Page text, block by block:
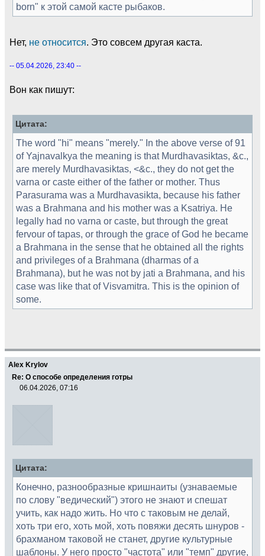
born" к этой самой касте рыбаков.
Нет, не относится. Это совсем другая каста.
-- 05.04.2026, 23:40 --
Вон как пишут:
Цитата:
The word "hi" means "merely." In the above verse of 91
of Yajnavalkya the meaning is that Murdhavasiktas, &c.,
are merely Murdhavasiktas, <&c., they do not get the
varna or caste either of the father or mother. Thus
Parasurama was a Murdhavasikta, because his father
was a Brahmana and his mother was a Ksatriya. He
legally had no varna or caste, but through the great
fervour of tapas, or through the grace of God he became
a Brahmana in the sense that he obtained all the rights
and privileges of a Brahmana (dharmas of a
Brahmana), but he was not by jati a Brahmana, and his
case was like that of Visvamitra. This is the opinion of
some.
Alex Krylov
Re: О способе определения готры
06.04.2026, 07:16
Цитата:
Конечно, разнообразные кришнаиты (узнаваемые
по слову "ведический") этого не знают и спешат
учить, как надо жить. Но что с таковым не делай,
хоть три его, хоть мой, хоть повяжи десять шнуров -
брахманом таковой не станет, другие культурные
шаблоны. У него просто "частота" или "темп" другие,